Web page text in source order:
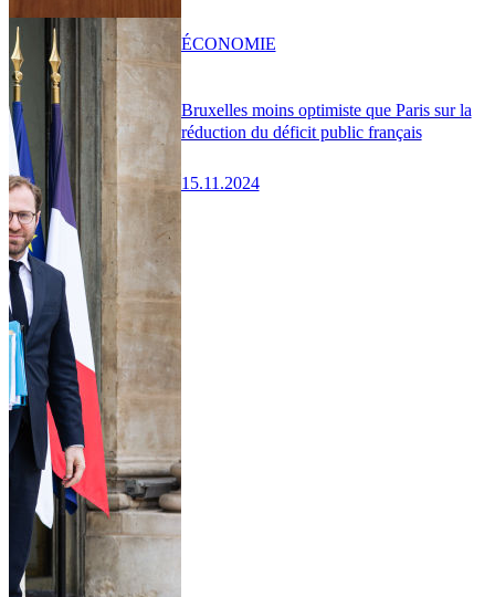
Bruxelles moins optimiste que Paris sur la
réduction du déficit public français
15.11.2024
ÉCONOMIE